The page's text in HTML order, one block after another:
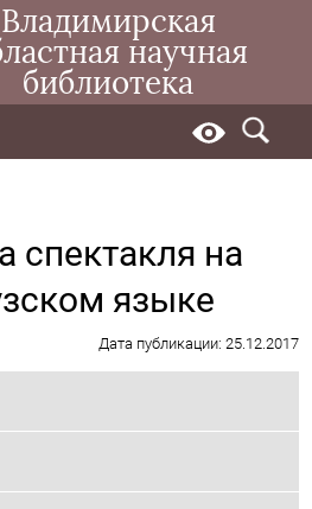
Владимирская
научная
библиотека
спектакля на
языке
Дата публикации: 25.12.2017